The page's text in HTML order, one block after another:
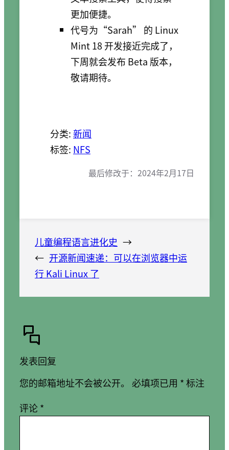
更加便捷。
代号为“Sarah” 的 Linux
Mint 18 开发接近完成了，
下周就会发布 Beta 版本，
敬请期待。
分类:新闻
标签: NFS
最后修改于： 2024年2月17日
儿童编程语言进化史 →
← 开源新闻速递：可以在浏览器中运
行 Kali Linux 了
发表回复
您的邮箱地址不会被公开。
必填项已用 *标注
评论*